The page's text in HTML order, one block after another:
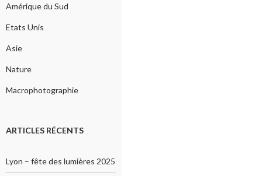
Amérique du Sud
Etats Unis
Asie
Nature
Macrophotographie
ARTICLES RÉCENTS
Lyon – fête des lumières 2025